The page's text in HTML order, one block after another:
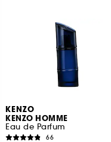
KENZO
KENZO HOMME
Eau de Parfum
66